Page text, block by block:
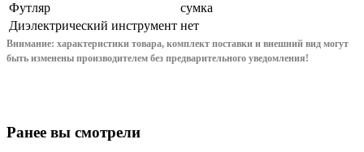
Футляр
сумка
Диэлектрический инструмент нет
Внимание: характеристики товара, комплект поставки и внешний вид могут
быть изменены производителем без предварительного уведомления!
Ранее вы смотрели